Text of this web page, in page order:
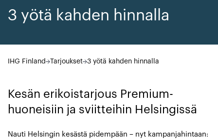
3 yötä kahden hinnalla
IHG Finland Tarjoukset 3 yötä kahden hinnalla
Kesän erikoistarjous Premium-
huoneisiin ja sviitteihin Helsingissä
Nauti Helsingin kesästä pidempään – nyt kampanjahintaan: